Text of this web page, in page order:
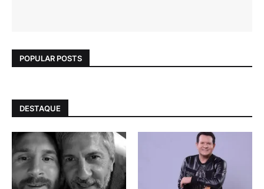
POPULAR POSTS
DESTAQUE